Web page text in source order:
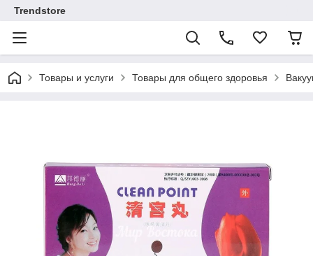
Trendstore
Товары и услуги Товары для общего здоровья